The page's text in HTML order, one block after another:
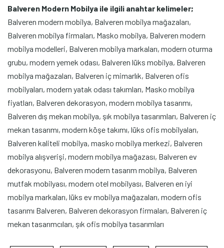
Balveren Modern Mobilya ile ilgili anahtar kelimeler;
Balveren modern mobilya, Balveren mobilya mağazaları,
Balveren mobilya firmaları, Masko mobilya, Balveren modern
mobilya modelleri, Balveren mobilya markaları, modern oturma
grubu, modern yemek odası, Balveren lüks mobilya, Balveren
mobilya mağazaları, Balveren iç mimarlık, Balveren ofis
mobilyaları, modern yatak odası takımları, Masko mobilya
fiyatları, Balveren dekorasyon, modern mobilya tasarımı,
Balveren dış mekan mobilya, şık mobilya tasarımları, Balveren iç
mekan tasarımı, modern köşe takımı, lüks ofis mobilyaları,
Balveren kaliteli mobilya, masko mobilya merkezi, Balveren
mobilya alışverişi, modern mobilya mağazası, Balveren ev
dekorasyonu, Balveren modern tasarım mobilya, Balveren
mutfak mobilyası, modern otel mobilyası, Balveren en iyi
mobilya markaları, lüks ev mobilya mağazaları, modern ofis
tasarımı Balveren, Balveren dekorasyon firmaları, Balveren iç
mekan tasarımcıları, şık ofis mobilya tasarımları